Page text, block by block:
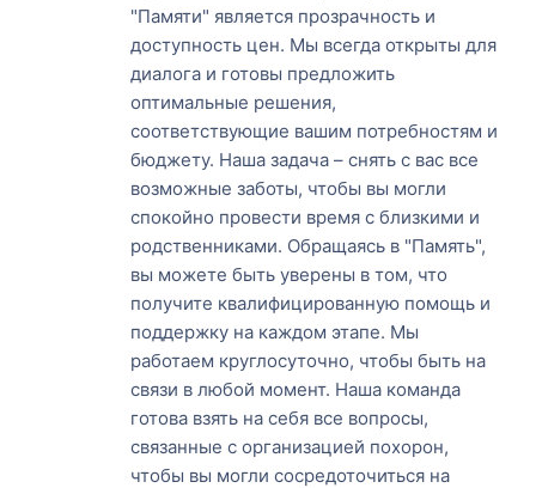
"Памяти" является прозрачность и
доступность цен. Мы всегда открыты для
диалога и готовы предложить
оптимальные решения,
соответствующие вашим потребностям и
бюджету. Наша задача – снять с вас все
возможные заботы, чтобы вы могли
спокойно провести время с близкими и
родственниками. Обращаясь в "Память",
вы можете быть уверены в том, что
получите квалифицированную помощь и
поддержку на каждом этапе. Мы
работаем круглосуточно, чтобы быть на
связи в любой момент. Наша команда
готова взять на себя все вопросы,
связанные с организацией похорон,
чтобы вы могли сосредоточиться на